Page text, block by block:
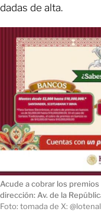
dadas de alta.
Acude a cobrar los
dirección: Av. de la
Foto: tomada de X: @lotenal